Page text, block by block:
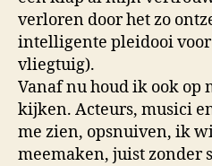
verloren door het zo
intelligente pleidooi
vliegtuig).
Vanaf nu houd ik ook op
kijken. Acteurs, musici
me zien, opsnuiven, ik
meemaken, juist zonder